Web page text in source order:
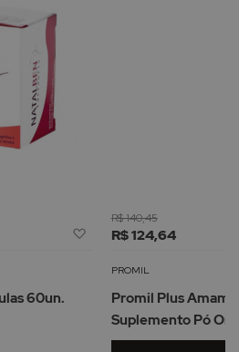
Adicionar
Lista
Desejos
60un.
R$ 124,64
R$ 140,45
PROMIL
Promil Plus
Suplemento Pó